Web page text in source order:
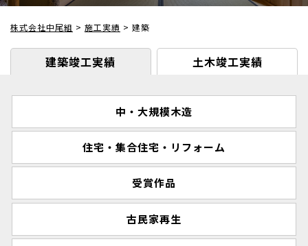
株式会社中尾組 > 施工実績 > 建築
建築竣工実績 土木竣工実績
中・大規模木造
住宅・集合住宅・リフォーム
受賞作品
古民家再生